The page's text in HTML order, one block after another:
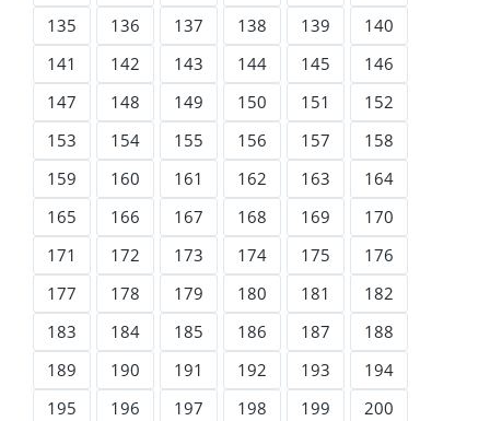
135
136 137 138 139
140
141
142 143 144 145
146
147
148 149 150 151
152
153
154 155 156 157
158
159
160 161 162 163
164
165
166 167 168 169
170
171
172 173 174 175
176
177
178 179 180 181
182
183
184 185 186 187
188
189
190 191 192 193
194
195
196 197 198 199
200